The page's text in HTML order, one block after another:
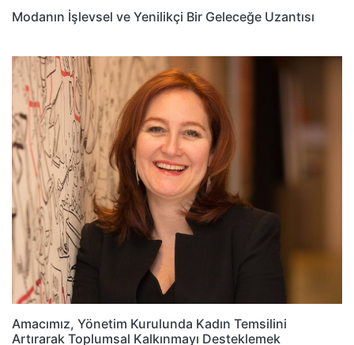
Modanın İşlevsel ve Yenilikçi Bir Geleceğe Uzantısı
Amacımız, Yönetim Kurulunda Kadın Temsilini
Artırarak Toplumsal Kalkınmayı Desteklemek